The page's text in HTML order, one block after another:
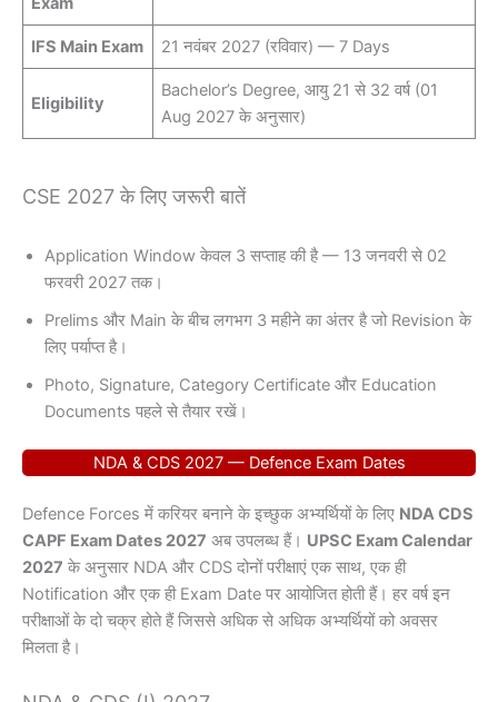
IFS Main Exam 21 नवंबर 2027 (रविवार) — 7 Days
Eligibility
Bachelor’s Degree, आयु 21 से 32 वर्ष (01
Aug 2027 के अनुसार)
CSE 2027 के लिए जरूरी बातें
Application Window केवल 3 सप्ताह की है — 13 जनवरी से 02
फरवरी 2027 तक।
Prelims और Main के बीच लगभग 3 महीने का अंतर है जो Revision के
लिए पर्याप्त है।
Photo, Signature, Category Certificate और Education
Documents पहले से तैयार रखें।
NDA & CDS 2027 — Defence Exam Dates
Defence Forces में करियर बनाने के इच्छुक अभ्यर्थियों के लिए NDA CDS
CAPF Exam Dates 2027 अब उपलब्ध हैं। UPSC Exam Calendar
2027 के अनुसार NDA और CDS दोनों परीक्षाएं एक साथ, एक ही
Notification और एक ही Exam Date पर आयोजित होती हैं। हर वर्ष इन
परीक्षाओं के दो चक्र होते हैं जिससे अधिक से अधिक अभ्यर्थियों को अवसर
मिलता है।